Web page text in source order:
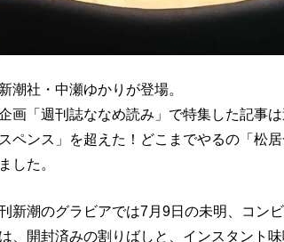
潮社・中瀬ゆかりが登場。
画「週刊誌ななめ読み」で特集した記事
スペンス」を超えた！どこまでやるの「松
した。
新潮のグラビアでは7月9日の未明、コン
、開封済みの割りばしと、インスタント